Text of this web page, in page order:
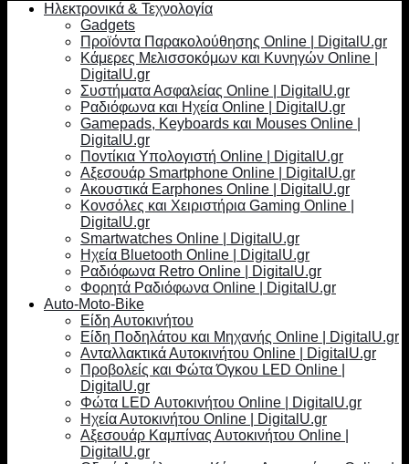
Ηλεκτρονικά & Τεχνολογία
Gadgets
Προϊόντα Παρακολούθησης Online | DigitalU.gr
Κάμερες Μελισσοκόμων και Κυνηγών Online |
DigitalU.gr
Συστήματα Ασφαλείας Online | DigitalU.gr
Ραδιόφωνα και Ηχεία Online | DigitalU.gr
Gamepads, Keyboards και Mouses Online |
DigitalU.gr
Ποντίκια Υπολογιστή Online | DigitalU.gr
Αξεσουάρ Smartphone Online | DigitalU.gr
Ακουστικά Earphones Online | DigitalU.gr
Κονσόλες και Χειριστήρια Gaming Online |
DigitalU.gr
Smartwatches Online | DigitalU.gr
Ηχεία Bluetooth Online | DigitalU.gr
Ραδιόφωνα Retro Online | DigitalU.gr
Φορητά Ραδιόφωνα Online | DigitalU.gr
Auto-Moto-Bike
Είδη Αυτοκινήτου
Είδη Ποδηλάτου και Μηχανής Online | DigitalU.gr
Ανταλλακτικά Αυτοκινήτου Online | DigitalU.gr
Προβολείς και Φώτα Όγκου LED Online |
DigitalU.gr
Φώτα LED Αυτοκινήτου Online | DigitalU.gr
Ηχεία Αυτοκινήτου Online | DigitalU.gr
Αξεσουάρ Καμπίνας Αυτοκινήτου Online |
DigitalU.gr